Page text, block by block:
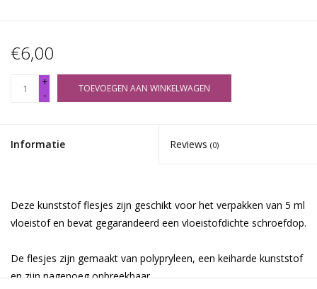
€6,00
+
-
TOEVOEGEN AAN WINKELWAGEN
Informatie Reviews (0)
Deze kunststof flesjes zijn geschikt voor het verpakken van 5 ml
vloeistof en bevat gegarandeerd een vloeistofdichte schroefdop.
De flesjes zijn gemaakt van polypryleen, een keiharde kunststof
en zijn nagenoeg onbreekbaar.